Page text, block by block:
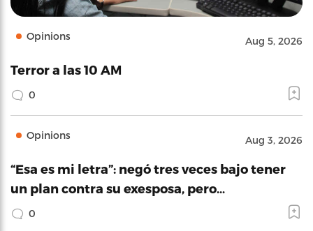
Opinions Aug 5, 2026
Terror a las 10 AM
0
Opinions Aug 3, 2026
“Esa es mi letra”: negó tres veces bajo tener
un plan contra su exesposa, pero…
0